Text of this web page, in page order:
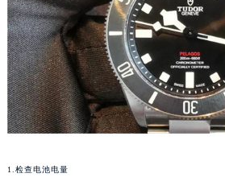
1.检查电池电量